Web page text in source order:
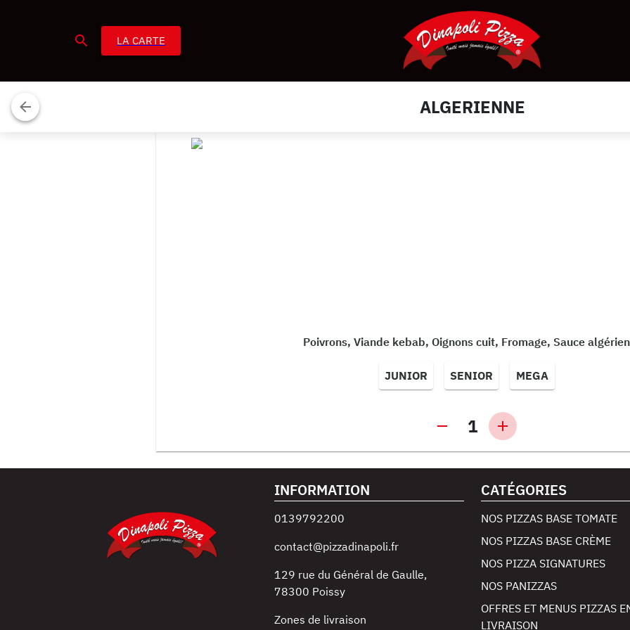
LA CARTE
ALGERIENNE
Poivrons, Viande kebab, Oignons cuit, Fromage, Sauce
JUNIOR SENIOR MEGA
1
INFORMATION
0139792200
contact@pizzadinapoli.fr
129 rue du Général de Gaulle,
78300 Poissy
Zones de livraison
CATÉGORIES
NOS PIZZAS BASE TOMATE
NOS PIZZAS BASE CRÈME
NOS PIZZA SIGNATURES
NOS PANIZZAS
OFFRES ET MENUS PIZZAS
LIVRAISON